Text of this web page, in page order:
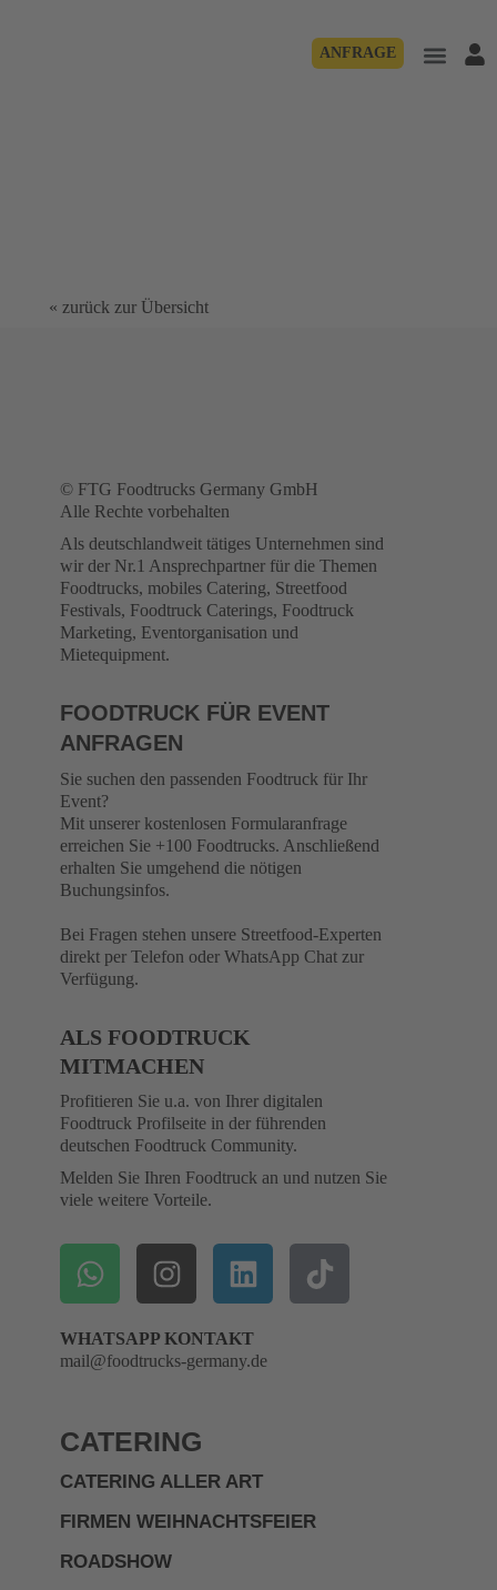
ANFRAGE
« zurück zur Übersicht
© FTG Foodtrucks Germany GmbH
Alle Rechte vorbehalten
Als deutschlandweit tätiges Unternehmen sind
wir der Nr.1 Ansprechpartner für die Themen
Foodtrucks, mobiles Catering, Streetfood
Festivals, Foodtruck Caterings, Foodtruck
Marketing, Eventorganisation und
Mietequipment.
FOODTRUCK FÜR EVENT
ANFRAGEN
Sie suchen den passenden Foodtruck für Ihr
Event?
Mit unserer kostenlosen Formularanfrage
erreichen Sie +100 Foodtrucks. Anschließend
erhalten Sie umgehend die nötigen
Buchungsinfos.
Bei Fragen stehen unsere Streetfood-Experten
direkt per Telefon oder WhatsApp Chat zur
Verfügung.
ALS FOODTRUCK
MITMACHEN
Profitieren Sie u.a. von Ihrer digitalen
Foodtruck Profilseite in der führenden
deutschen Foodtruck Community.
Melden Sie Ihren Foodtruck an und nutzen Sie
viele weitere Vorteile.
WHATSAPP KONTAKT
mail@foodtrucks-germany.de
CATERING
CATERING ALLER ART
FIRMEN WEIHNACHTSFEIER
ROADSHOW